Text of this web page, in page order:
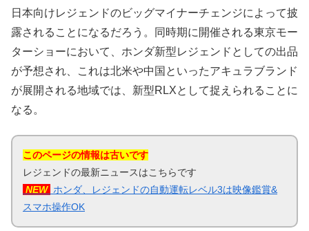
日本向けレジェンドのビッグマイナーチェンジによって披
露されることになるだろう。同時期に開催される東京モー
ターショーにおいて、ホンダ新型レジェンドとしての出品
が予想され、これは北米や中国といったアキュラブランド
が展開される地域では、新型RLXとして捉えられることに
なる。
このページの情報は古いです
レジェンドの最新ニュースはこちらです
NEW ホンダ、レジェンドの自動運転レベル3は映像鑑賞&
スマホ操作OK